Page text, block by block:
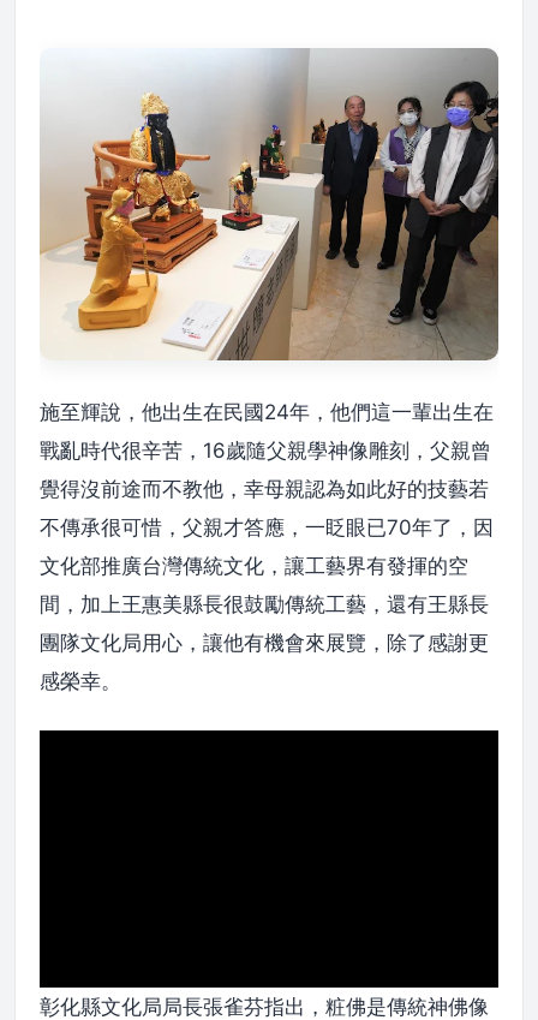
施至輝說，他出生在民國24年，他們這一輩出生在
戰亂時代很辛苦，16歲隨父親學神像雕刻，父親曾
覺得沒前途而不教他，幸母親認為如此好的技藝若
不傳承很可惜，父親才答應，一眨眼已70年了，因
文化部推廣台灣傳統文化，讓工藝界有發揮的空
間，加上王惠美縣長很鼓勵傳統工藝，還有王縣長
團隊文化局用心，讓他有機會來展覽，除了感謝更
感榮幸。
彰化縣文化局局長張雀芬指出，粧佛是傳統神佛像